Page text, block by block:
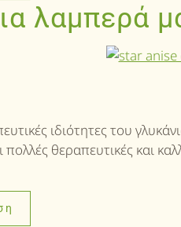
λαμπερά
ιδιότητες του
θεραπευτικές και